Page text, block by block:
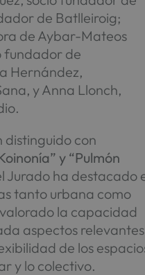
de Batlleiroig;
de Aybar-Mateos
fundador de
Hernández,
y Anna Llonch,
distinguido con
y “Pulmón
Jurado ha destacado
tanto urbana como
la capacidad
aspectos relevantes
de los
y lo colectivo.